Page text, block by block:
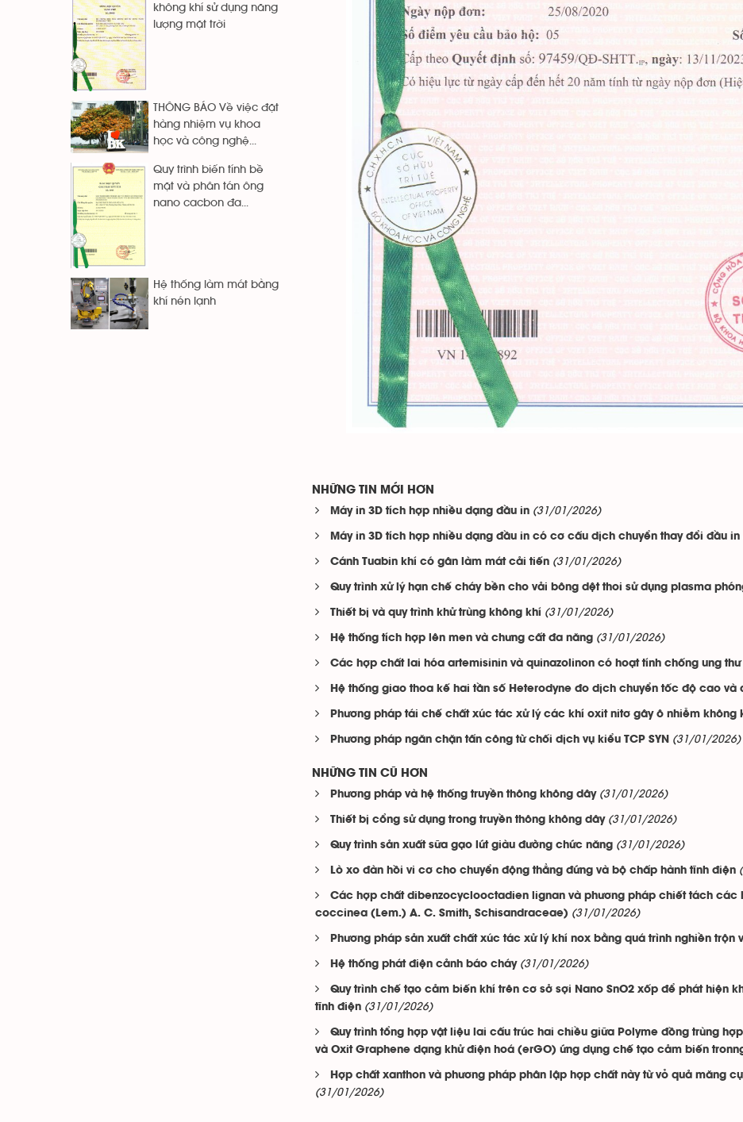
NHỮNG TIN MỚI HƠN
Máy in 3D tích hợp nhiều dạng đầu in (31/01/2026)
Máy in 3D tích hợp nhiều dạng đầu in có cơ cấu dịch chuyển thay đổi đầu in
Cánh Tuabin khí có gân làm mát cải tiến (31/01/2026)
Quy trình xử lý hạn chế cháy bền cho vải bông dệt thoi sử dụng plasma
Thiết bị và quy trình khử trùng không khí (31/01/2026)
Hệ thống tích hợp lên men và chưng cất đa năng (31/01/2026)
Các hợp chất lai hóa artemisinin và quinazolinon có hoạt tính chống ung thư
Hệ thống giao thoa kế hai tần số Heterodyne đo dịch chuyển tốc độ cao và
Phương pháp tái chế chất xúc tác xử lý các khí oxit nitơ gây ô nhiễm không
Phương pháp ngăn chặn tấn công từ chối dịch vụ kiểu TCP SYN (31/01/2026)
NHỮNG TIN CŨ HƠN
Phương pháp và hệ thống truyền thông không dây (31/01/2026)
Thiết bị cổng sử dụng trong truyền thông không dây (31/01/2026)
Quy trình sản xuất sữa gạo lứt giàu đường chức năng (31/01/2026)
Lò xo đàn hồi vi cơ cho chuyển động thẳng đứng và bộ chấp hành tĩnh điện
Các hợp chất dibenzocyclooctadien lignan và phương pháp chiết tách các
coccinea (Lem.) A. C. Smith, Schisandraceae) (31/01/2026)
Phương pháp sản xuất chất xúc tác xử lý khí nox bằng quá trình nghiền trộn
Hệ thống phát điện cảnh báo cháy (31/01/2026)
Quy trình chế tạo cảm biến khí trên cơ sở sợi Nano SnO2 xốp để phát hiện
tĩnh điện (31/01/2026)
Quy trình tổng hợp vật liệu lai cấu trúc hai chiều giữa Polyme đồng trùng
và Oxit Graphene dạng khử điện hoá (erGO) ứng dụng chế tạo cảm biến
Hợp chất xanthon và phương pháp phân lập hợp chất này từ vỏ quả măng
(31/01/2026)
không khí sử dụng năng
lượng mặt trời
THÔNG BÁO Về việc đặt
hàng nhiệm vụ khoa
học và công nghệ...
Quy trình biến tính bề
mặt và phân tán ông
nano cacbon đa...
Hệ thống làm mát bằng
khí nén lạnh